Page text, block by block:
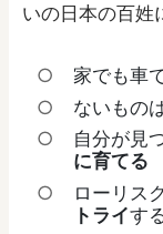
いの日本の百姓
家でも車
ないもの
自分が見
に育てる
ローリス
トライす